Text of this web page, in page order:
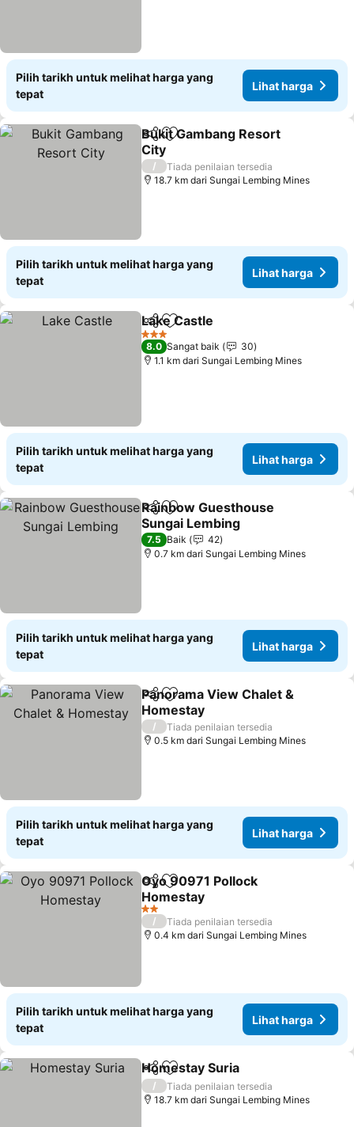
Pilih tarikh untuk melihat harga yang
tepat
Lihat harga
KongsiTambah ke favorit
Bukit Gambang Resort
City
/
Tiada penilaian tersedia
18.7 km dari Sungai Lembing Mines
Pilih tarikh untuk melihat harga yang
tepat
Lihat harga
KongsiTambah ke favorit
Lake Castle
3 Bintang
8.0 Sangat baik
30
1.1 km dari Sungai Lembing Mines
Pilih tarikh untuk melihat harga yang
tepat
Lihat harga
KongsiTambah ke favorit
Rainbow Guesthouse
Sungai Lembing
7.5 Baik
42
0.7 km dari Sungai Lembing Mines
Pilih tarikh untuk melihat harga yang
tepat
Lihat harga
KongsiTambah ke favorit
Panorama View Chalet &
Homestay
/
Tiada penilaian tersedia
0.5 km dari Sungai Lembing Mines
Pilih tarikh untuk melihat harga yang
tepat
Lihat harga
KongsiTambah ke favorit
Oyo 90971 Pollock
Homestay
2 Bintang
/
Tiada penilaian tersedia
0.4 km dari Sungai Lembing Mines
Pilih tarikh untuk melihat harga yang
tepat
Lihat harga
KongsiTambah ke favorit
Homestay Suria
/
Tiada penilaian tersedia
18.7 km dari Sungai Lembing Mines